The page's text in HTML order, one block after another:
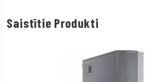
Saistītie Produkti